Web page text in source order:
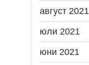
август 2021
юли 2021
юни 2021